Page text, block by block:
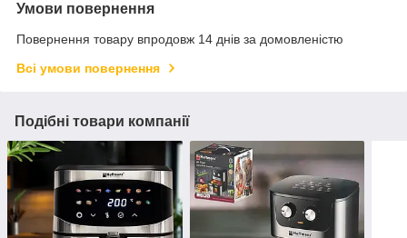
Умови повернення
Повернення товару впродовж 14 днів за домовленістю
Всі умови повернення
Подібні товари компанії